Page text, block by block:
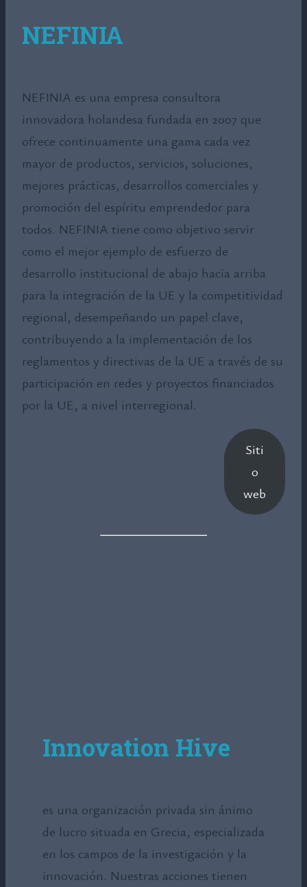
NEFINIA
NEFINIA es una empresa consultora
innovadora holandesa fundada en 2007 que
ofrece continuamente una gama cada vez
mayor de productos, servicios, soluciones,
mejores prácticas, desarrollos comerciales y
promoción del espíritu emprendedor para
todos. NEFINIA tiene como objetivo servir
como el mejor ejemplo de esfuerzo de
desarrollo institucional de abajo hacia arriba
para la integración de la UE y la competitividad
regional, desempeñando un papel clave,
contribuyendo a la implementación de los
reglamentos y directivas de la UE a través de su
participación en redes y proyectos financiados
por la UE, a nivel interregional.
Siti
o
web
Innovation Hive
es una organización privada sin ánimo
de lucro situada en Grecia, especializada
en los campos de la investigación y la
innovación. Nuestras acciones tienen